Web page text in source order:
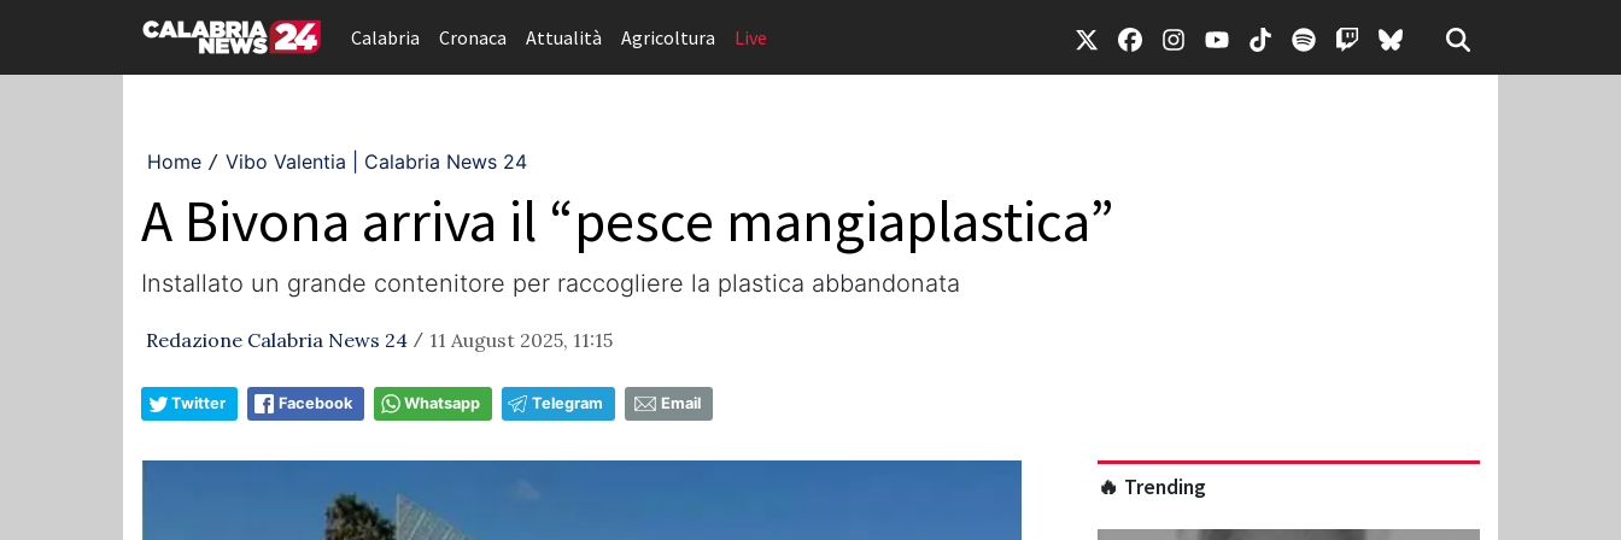
Calabria Cronaca Attualità Agricoltura Live
Home / Vibo Valentia | Calabria News 24
A Bivona arriva il “pesce mangiaplastica”
Installato un grande contenitore per raccogliere la plastica abbandonata
Redazione Calabria News 24 / 11 August 2025, 11:15
Twitter Facebook Whatsapp Telegram Email
🔥 Trending